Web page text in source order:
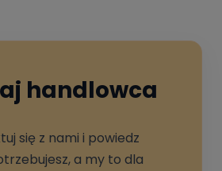
handlowca
się z nami i powiedz
a my to dla